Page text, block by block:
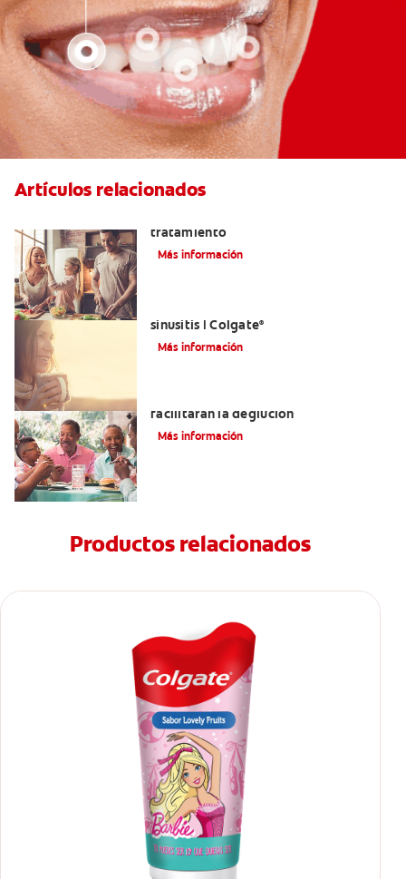
Artículos relacionados
tratamiento
Más información
sinusitis | Colgate®
Más información
facilitarán la deglución
Más información
Productos relacionados